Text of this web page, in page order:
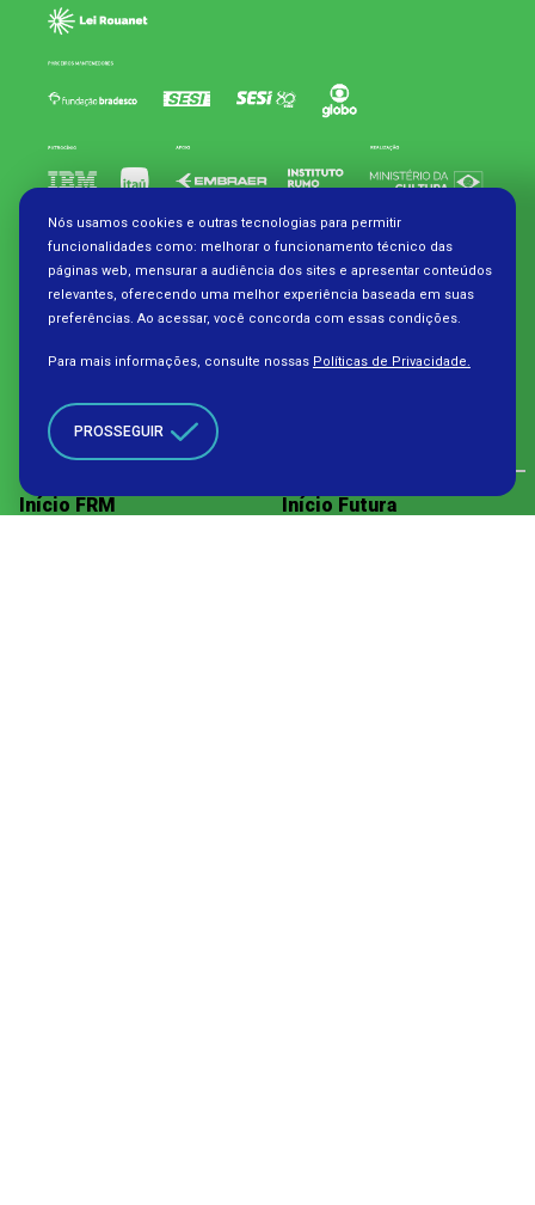
Assine nossa Newsletter
SEU E-MAIL
Início FRM Início Futura
Nós usamos cookies e outras tecnologias para permitir
funcionalidades como: melhorar o funcionamento técnico das
páginas web, mensurar a audiência dos sites e apresentar conteúdos
relevantes, oferecendo uma melhor experiência baseada em suas
preferências. Ao acessar, você concorda com essas condições.
Para mais informações, consulte nossas Políticas de Privacidade.
PROSSEGUIR